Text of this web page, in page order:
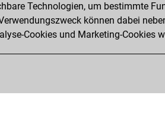
Sonntag,
You
Technologien, um bestimmte
können dabei
Cookies und Marketing-Cookies